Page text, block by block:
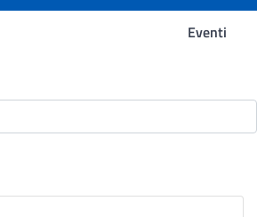
Eventi
Ricerca -